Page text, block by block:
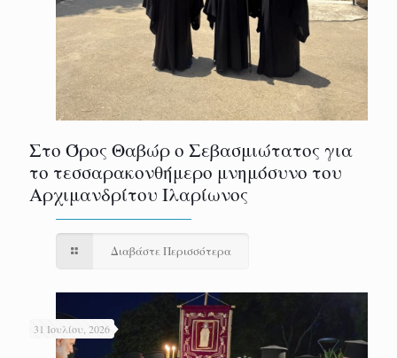
Στο Όρος Θαβώρ ο Σεβασμιώτατος για
το τεσσαρακονθήμερο μνημόσυνο του
Αρχιμανδρίτου Ιλαρίωνος
Διαβάστε Περισσότερα
31 Ιουλίου, 2026